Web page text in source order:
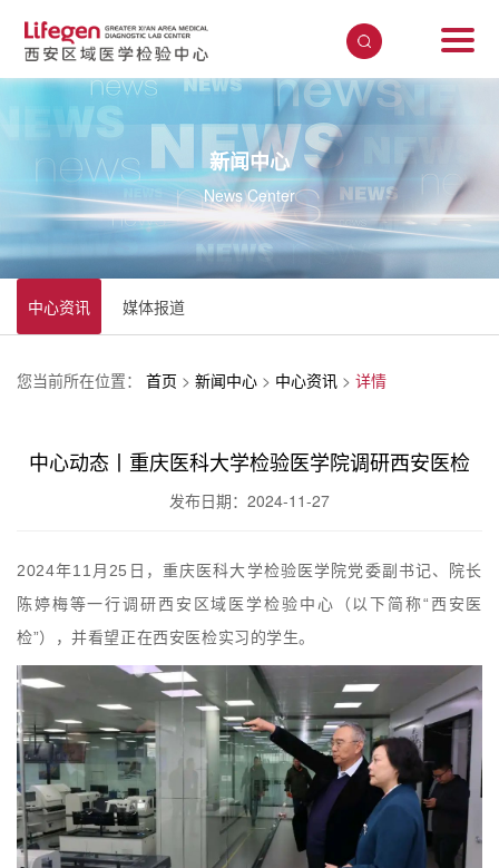
新闻中心
News Center
中心资讯 媒体报道
您当前所在位置： 首页 > 新闻中心 > 中心资讯 > 详情
中心动态丨重庆医科大学检验医学院调研西安医检
发布日期：2024-11-27
2024年11月25日，重庆医科大学检验医学院党委副书记、院长
陈婷梅等一行调研西安区域医学检验中心（以下简称“西安医
检”），并看望正在西安医检实习的学生。